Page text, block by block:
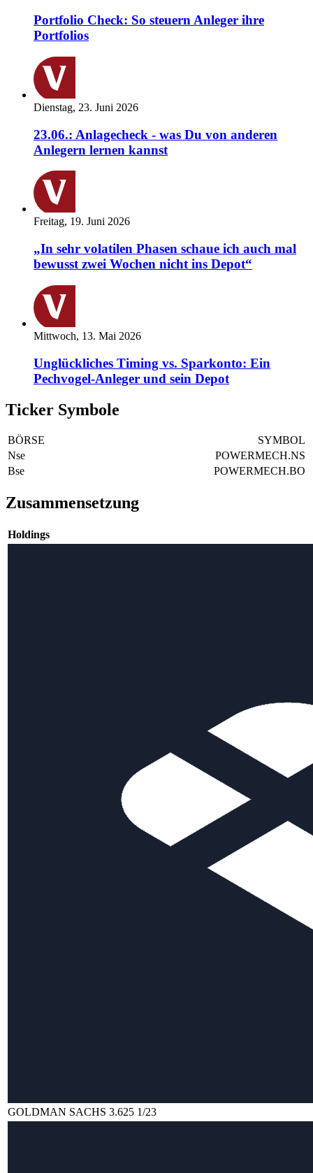
Portfolio Check: So steuern Anleger ihre
Portfolios
Dienstag, 23. Juni 2026
23.06.: Anlagecheck - was Du von anderen
Anlegern lernen kannst
Freitag, 19. Juni 2026
„In sehr volatilen Phasen schaue ich auch mal
bewusst zwei Wochen nicht ins Depot“
Mittwoch, 13. Mai 2026
Unglückliches Timing vs. Sparkonto: Ein
Pechvogel-Anleger und sein Depot
Ticker Symbole
BÖRSE
SYMBOL
Nse
POWERMECH.NS
Bse
POWERMECH.BO
Zusammensetzung
Holdings
GOLDMAN SACHS 3.625 1/23